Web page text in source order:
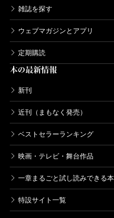
雑誌を探す
ウェブマガジンとアプリ
定期購読
本の最新情報
新刊
近刊（まもなく発売）
ベストセラーランキング
映画・テレビ・舞台作品
一章まるごと試し読みできる本
特設サイト一覧